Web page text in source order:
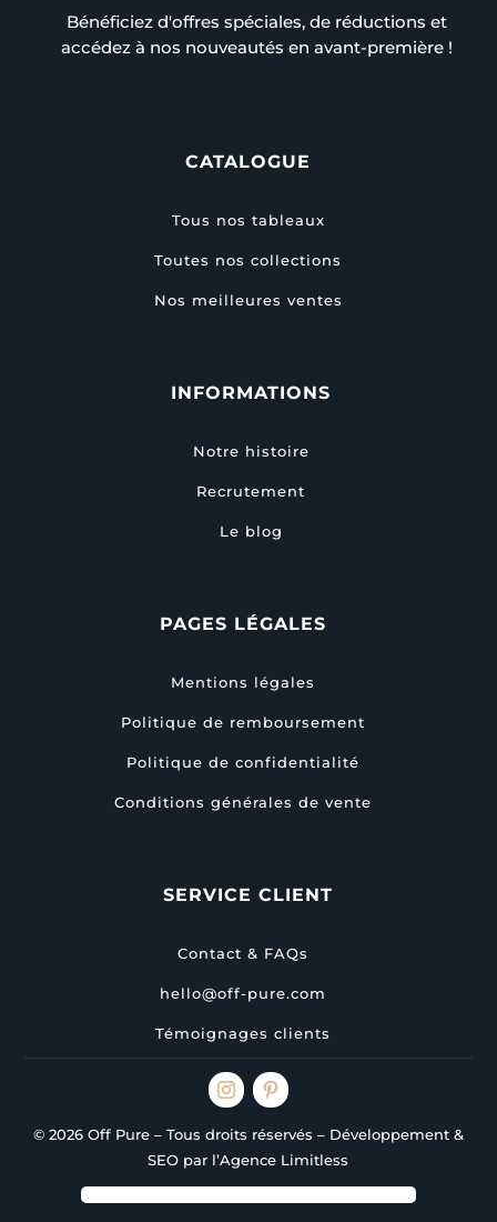
Bénéficiez d'offres spéciales, de réductions et
accédez à nos nouveautés en avant-première !
CATALOGUE
Tous nos tableaux
Toutes nos collections
Nos meilleures ventes
INFORMATIONS
Notre histoire
Recrutement
Le blog
PAGES LÉGALES
Mentions légales
Politique de remboursement
Politique de confidentialité
Conditions générales de vente
SERVICE CLIENT
Contact & FAQs
hello@off-pure.com
Témoignages clients
© 2026 Off Pure – Tous droits réservés – Développement &
SEO par l’Agence Limitless